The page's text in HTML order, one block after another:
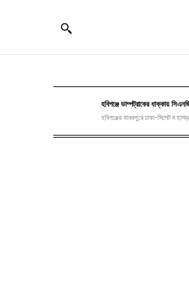
হবিগঞ্জে ডাম্পট্রাকের ধাক্কায়
হবিগঞ্জের মাধবপুরে ঢাকা-সিলেট